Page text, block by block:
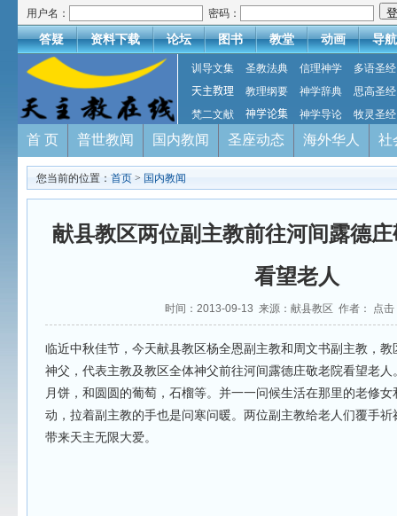
用户名： 密码：
答疑 资料下载 论坛 图书 教堂 动画 导航
训导文集 圣教法典 信理神学
多语圣经
天主教理
教理纲要 神学辞典
思高圣经
梵二文献
神学论集 神学导论 牧灵圣经
首 页 普世教闻 国内教闻 圣座动态 海外华人 社
您当前的位置： 首页 > 国内教闻
献县教区两位副主教前往河间露德
看望老人
时间：2013-09-13 来源：献县教区 作者： 点击
临近中秋佳节，今天献县教区杨全恩副主教和周文书副主教，
神父，代表主教及教区全体神父前往河间露德庄敬老院看望老
月饼，和圆圆的葡萄，石榴等。并一一问候生活在那里的老修
动，拉着副主教的手也是问寒问暖。两位副主教给老人们覆手
带来天主无限大爱。